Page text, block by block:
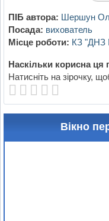
ПІБ автора: Шершун
Посада: вихователь
Місце роботи: КЗ "ДНЗ
Наскільки корисна ця
Натисніть на зірочку,
Вікно